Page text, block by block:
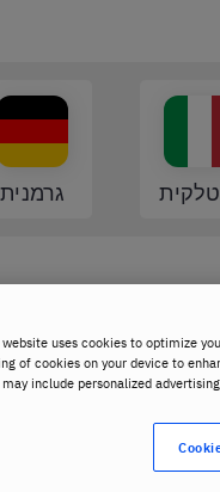
גרמנית
website uses cookies to optimize
of cookies on your device to
may include personalized